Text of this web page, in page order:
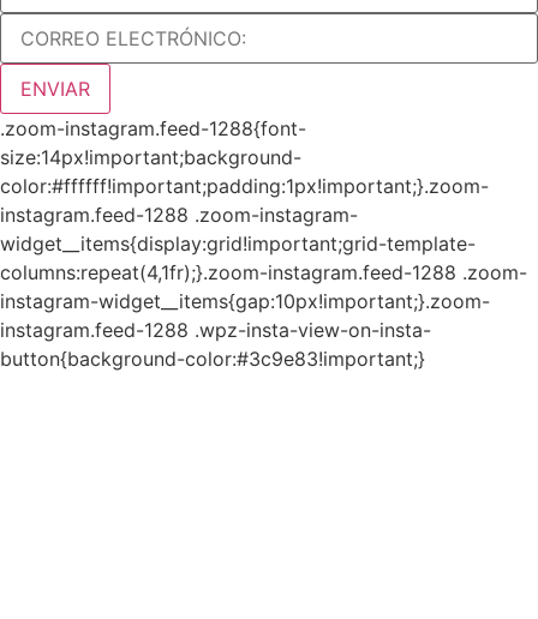
ENVIAR
.zoom-instagram.feed-1288{font-
size:14px!important;background-
color:#ffffff!important;padding:1px!important;}.zoom-
instagram.feed-1288 .zoom-instagram-
widget__items{display:grid!important;grid-template-
columns:repeat(4,1fr);}.zoom-instagram.feed-1288 .zoom-
instagram-widget__items{gap:10px!important;}.zoom-
instagram.feed-1288 .wpz-insta-view-on-insta-
button{background-color:#3c9e83!important;}